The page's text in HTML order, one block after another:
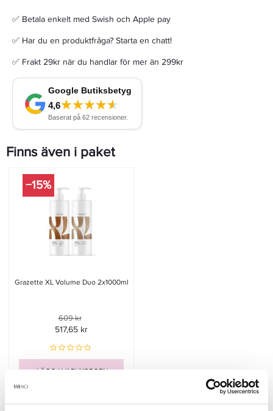
✅ Betala enkelt med Swish och Apple pay
✅ Har du en produktfråga? Starta en chatt!
✅ Frakt 29kr när du handlar för mer än 299kr
Finns även i paket
−15%
Grazette XL Volume Duo 2x1000ml
609 kr
517,65 kr
LÄGG I VARUKORGEN